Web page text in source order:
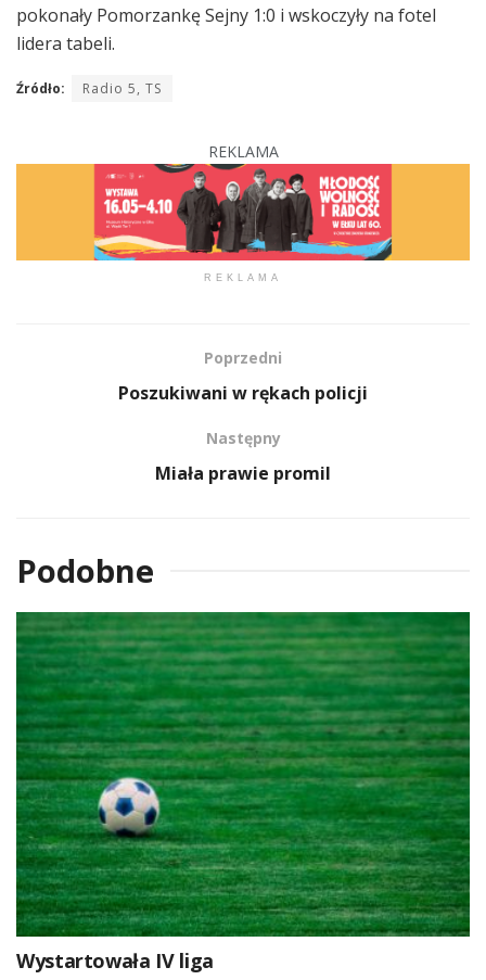
pokonały Pomorzankę Sejny 1:0 i wskoczyły na fotel
lidera tabeli.
Źródło: Radio 5, TS
REKLAMA
REKLAMA
Poprzedni
Poszukiwani w rękach policji
Następny
Miała prawie promil
Podobne
Wystartowała IV liga